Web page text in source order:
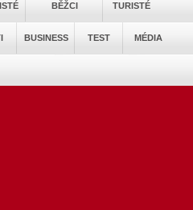
BĚŽCI TURISTÉ
BUSINESS TEST MÉDIA